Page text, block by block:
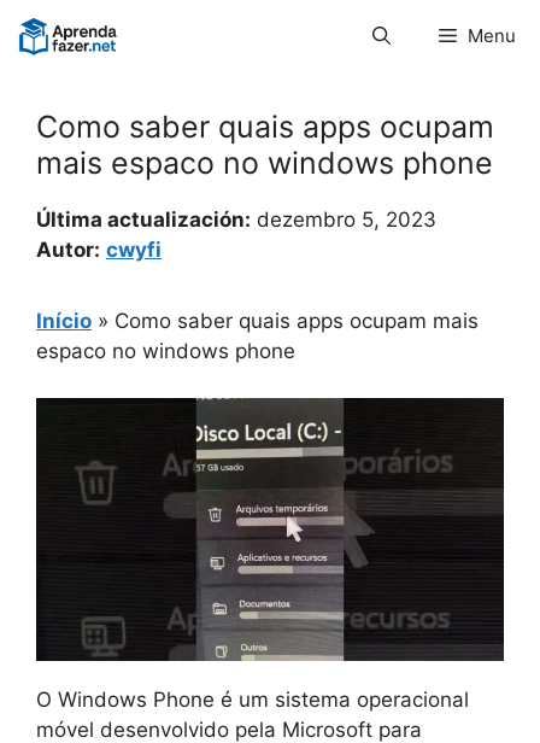
Pular
para
Menu
Como saber quais apps ocupam
mais espaco no windows phone
Última actualización: dezembro 5, 2023
Autor: cwyfi
Início » Como saber quais apps ocupam mais
espaco no windows phone
O Windows Phone é um sistema operacional
móvel desenvolvido pela Microsoft para